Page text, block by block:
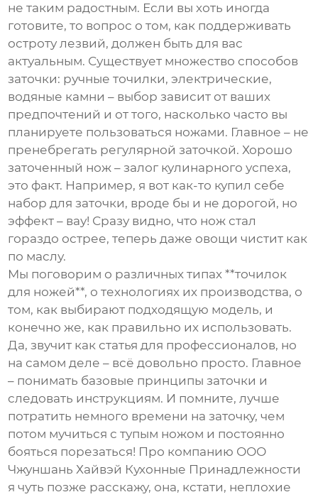
не таким радостным. Если вы хоть иногда
готовите, то вопрос о том, как поддерживать
остроту лезвий, должен быть для вас
актуальным. Существует множество способов
заточки: ручные точилки, электрические,
водяные камни – выбор зависит от ваших
предпочтений и от того, насколько часто вы
планируете пользоваться ножами. Главное – не
пренебрегать регулярной заточкой. Хорошо
заточенный нож – залог кулинарного успеха,
это факт. Например, я вот как-то купил себе
набор для заточки, вроде бы и не дорогой, но
эффект – вау! Сразу видно, что нож стал
гораздо острее, теперь даже овощи чистит как
по маслу.
Мы поговорим о различных типах **точилок
для ножей**, о технологиях их производства, о
том, как выбирают подходящую модель, и
конечно же, как правильно их использовать.
Да, звучит как статья для профессионалов, но
на самом деле – всё довольно просто. Главное
– понимать базовые принципы заточки и
следовать инструкциям. И помните, лучше
потратить немного времени на заточку, чем
потом мучиться с тупым ножом и постоянно
бояться порезаться! Про компанию ООО
Чжуншань Хайвэй Кухонные Принадлежности
я чуть позже расскажу, она, кстати, неплохие